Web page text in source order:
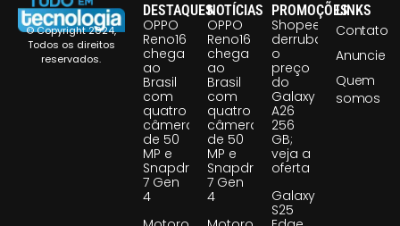
© Copyright 2024,
Todos os direitos
reservados.
DESTAQUES
OPPO
Reno16
chega
ao
Brasil
com
quatro
câmeras
de 50
MP e
Snapdragon
7 Gen
4
NOTÍCIAS
OPPO
Reno16
chega
ao
Brasil
com
quatro
câmeras
de 50
MP e
Snapdragon
7 Gen
4
PROMOÇÕES
Shopee
derruba
o
preço
do
Galaxy
A26
256
GB;
veja a
oferta
Galaxy
S25
LINKS
Contato
Anuncie
Quem
somos